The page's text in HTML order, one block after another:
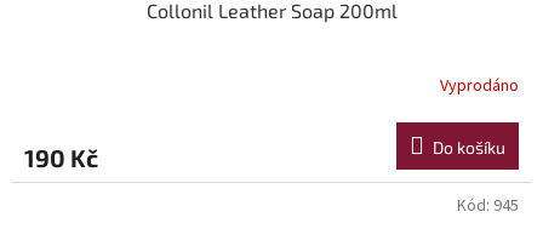
Collonil Leather Soap 200ml
Vyprodáno
190 Kč Do košíku
Kód: 945